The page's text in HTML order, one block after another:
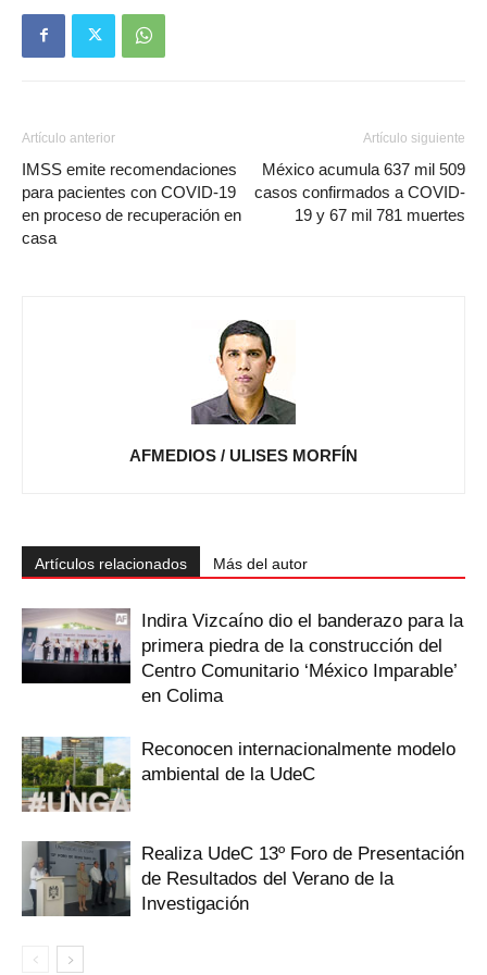
Artículo anterior
IMSS emite recomendaciones
para pacientes con COVID-19
en proceso de recuperación en
casa
Artículo siguiente
México acumula 637 mil 509
casos confirmados a COVID-
19 y 67 mil 781 muertes
AFMEDIOS / ULISES MORFÍN
Artículos relacionados Más del autor
Indira Vizcaíno dio el banderazo para la
primera piedra de la construcción del
Centro Comunitario ‘México Imparable’
en Colima
Reconocen internacionalmente modelo
ambiental de la UdeC
Realiza UdeC 13º Foro de Presentación
de Resultados del Verano de la
Investigación